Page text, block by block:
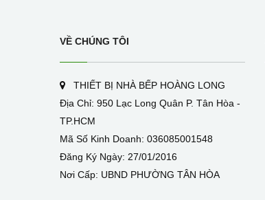
VỀ CHÚNG TÔI
THIẾT BỊ NHÀ BẾP HOÀNG LONG
Địa Chỉ: 950 Lạc Long Quân P. Tân Hòa -
TP.HCM
Mã Số Kinh Doanh: 036085001548
Đăng Ký Ngày: 27/01/2016
Nơi Cấp: UBND PHƯỜNG TÂN HÒA